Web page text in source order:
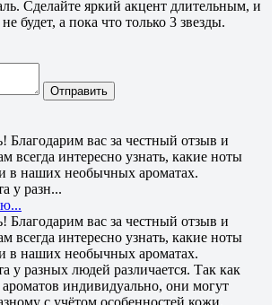
Сделайте яркий акцент длительным, и
будет, а пока что только 3 звезды.
Отправить
Благодарим вас за честный отзыв и
всегда интересно узнать, какие ноты
в наших необычных ароматах.
у разн...
Благодарим вас за честный отзыв и
всегда интересно узнать, какие ноты
в наших необычных ароматах.
у разных людей различается. Так как
индивидуально, они могут
с учётом особенностей кожи,